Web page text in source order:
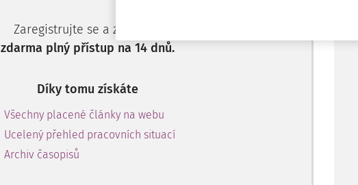
Zaregistrujte se a získejte
zdarma plný přístup na 14 dnů.
Díky tomu získáte
Všechny placené články na webu
Ucelený přehled pracovních situací
Archiv časopisů